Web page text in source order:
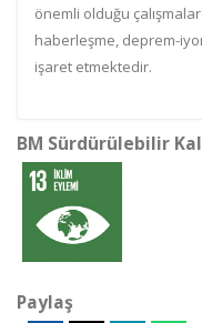
önemli olduğu
haberleşme, deprem-
işaret etmektedir.
BM Sürdürülebilir
Paylaş